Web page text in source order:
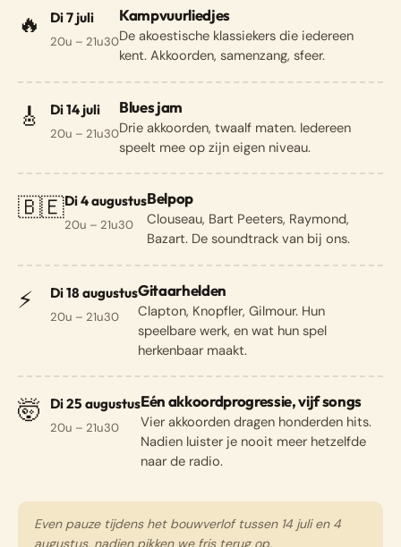
🔥 Di 7 juli
20u – 21u30
Kampvuurliedjes
De akoestische klassiekers die iedereen
kent. Akkoorden, samenzang, sfeer.
🎸 Di 14 juli
20u – 21u30
Blues jam
Drie akkoorden, twaalf maten. Iedereen
speelt mee op zijn eigen niveau.
🇧🇪Di 4 augustus
20u – 21u30
Belpop
Clouseau, Bart Peeters, Raymond,
Bazart. De soundtrack van bij ons.
⚡ Di 18 augustus
20u – 21u30
Gitaarhelden
Clapton, Knopfler, Gilmour. Hun
speelbare werk, en wat hun spel
herkenbaar maakt.
🤯 Di 25 augustus
20u – 21u30
Eén akkoordprogressie, vijf songs
Vier akkoorden dragen honderden hits.
Nadien luister je nooit meer hetzelfde
naar de radio.
Even pauze tijdens het bouwverlof tussen 14 juli en 4
augustus, nadien pikken we fris terug op.